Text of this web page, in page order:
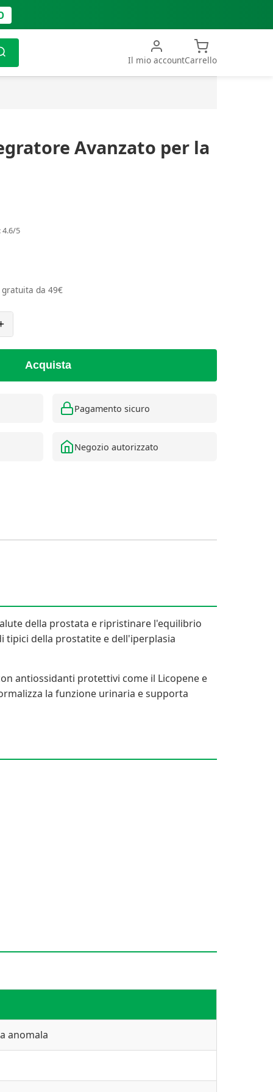
Il mio accountCarrello
Avanzato per la
4.6/5
gratuita da 49€
Acquista
Pagamento sicuro
Negozio autorizzato
della prostata e ripristinare l'equilibrio
della prostatite e dell'iperplasia
antiossidanti protettivi come il Licopene e
la funzione urinaria e supporta
anomala